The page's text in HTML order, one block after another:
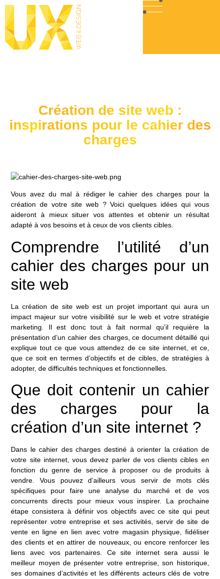
Création de site web :
inspirations pour le cahier des
charges
Vous avez du mal à rédiger le cahier des charges pour la
création de votre site web ? Voici quelques idées qui vous
aideront à mieux situer vos attentes et obtenir un résultat
adapté à vos besoins et à ceux de vos clients cibles.
Comprendre l’utilité d’un
cahier des charges pour un
site web
La création de site web est un projet important qui aura un
impact majeur sur votre visibilité sur le web et votre stratégie
marketing. Il est donc tout à fait normal qu’il requière la
présentation d’un cahier des charges, ce document détaillé qui
explique tout ce que vous attendez de ce site internet, et ce,
que ce soit en termes d’objectifs et de cibles, de stratégies à
adopter, de difficultés techniques et fonctionnelles.
Que doit contenir un cahier
des charges pour la
création d’un site internet ?
Dans le cahier des charges destiné à orienter la création de
votre site internet, vous devez parler de vos clients cibles en
fonction du genre de service à proposer ou de produits à
vendre. Vous pouvez d’ailleurs vous servir de mots clés
spécifiques pour faire une analyse du marché et de vos
concurrents directs pour mieux vous inspirer. La prochaine
étape consistera à définir vos objectifs avec ce site qui peut
représenter votre entreprise et ses activités, servir de site de
vente en ligne en lien avec votre magasin physique, fidéliser
des clients et en attirer de nouveaux, ou encore renforcer les
liens avec vos partenaires. Ce site internet sera aussi le
meilleur moyen de présenter votre entreprise, son historique,
ses domaines d’activités et les différents acteurs clés de votre